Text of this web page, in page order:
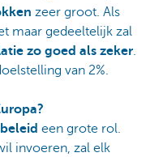
zeer groot. Als
maar gedeeltelijk zal
zo goed als zeker.
van 2%.
een grote rol.
invoeren, zal elk